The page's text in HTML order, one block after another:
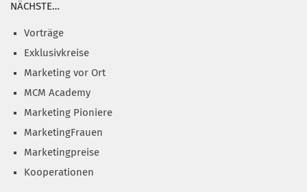
NÄCHSTE…
Vorträge
Exklusivkreise
Marketing vor Ort
MCM Academy
Marketing Pioniere
MarketingFrauen
Marketingpreise
Kooperationen